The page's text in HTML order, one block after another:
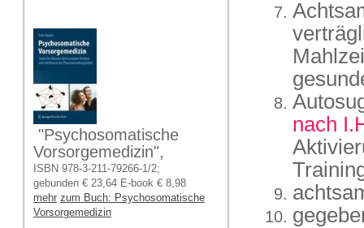
"Psychosomatische
Vorsorgemedizin",
ISBN 978-3-211-79266-1/2;
gebunden € 23,64 E-book € 8,98
mehr zum Buch: Psychosomatische
Vorsorgemedizin
nach